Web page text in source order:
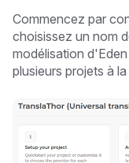
Commencez par
choisissez un nom
modélisation
plusieurs projets à